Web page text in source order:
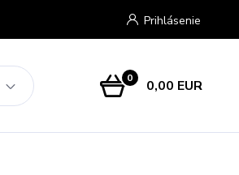
Prihlásenie
0 0,00 EUR